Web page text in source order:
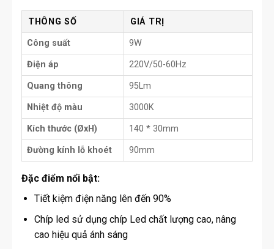
THÔNG SỐ GIÁ TRỊ
Công suất 9W
Điện áp 220V/50-60Hz
Quang thông 95Lm
Nhiệt độ màu 3000K
Kích thước (ØxH) 140 * 30mm
Đường kính lỗ khoét 90mm
Đặc điểm nổi bật:
Tiết kiệm điện năng lên đến 90%
Chíp led sử dụng chíp Led chất lượng cao, nâng
cao hiệu quả ánh sáng